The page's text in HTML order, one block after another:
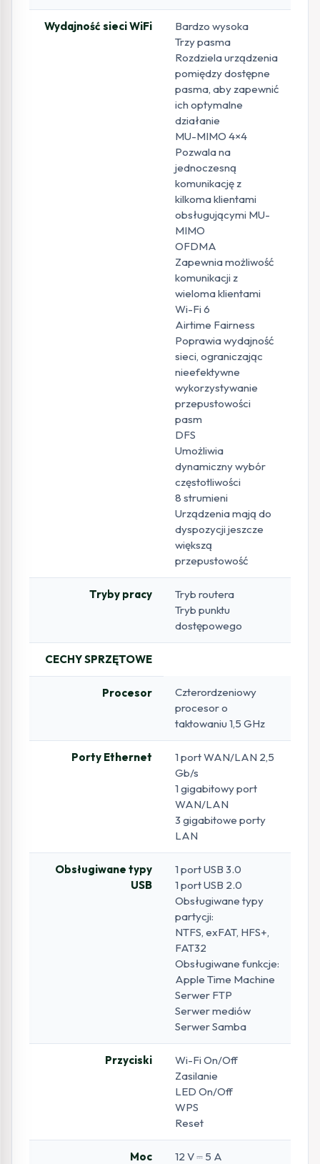
Wydajność sieci WiFi
Bardzo wysoka
Trzy pasma
Rozdziela urządzenia
pomiędzy dostępne
pasma, aby zapewnić
ich optymalne
działanie
MU-MIMO 4×4
Pozwala na
jednoczesną
komunikację z
kilkoma klientami
obsługującymi MU-
MIMO
OFDMA
Zapewnia możliwość
komunikacji z
wieloma klientami
Wi-Fi 6
Airtime Fairness
Poprawia wydajność
sieci, ograniczając
nieefektywne
wykorzystywanie
przepustowości
pasm
DFS
Umożliwia
dynamiczny wybór
częstotliwości
8 strumieni
Urządzenia mają do
dyspozycji jeszcze
większą
przepustowość
Tryby pracy
Tryb routera
Tryb punktu
dostępowego
CECHY SPRZĘTOWE
Procesor
Czterordzeniowy
procesor o
taktowaniu 1,5 GHz
Porty Ethernet
1 port WAN/LAN 2,5
Gb/s
1 gigabitowy port
WAN/LAN
3 gigabitowe porty
LAN
Obsługiwane typy
USB
1 port USB 3.0
1 port USB 2.0
Obsługiwane typy
partycji:
NTFS, exFAT, HFS+,
FAT32
Obsługiwane funkcje:
Apple Time Machine
Serwer FTP
Serwer mediów
Serwer Samba
Przyciski
Wi-Fi On/Off
Zasilanie
LED On/Off
WPS
Reset
Moc 12 V ⎓ 5 A